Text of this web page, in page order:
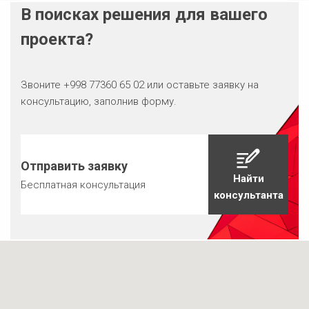
В поисках решения для вашего
проекта?
Звоните +998 77360 65 02 или оставьте заявку на
консультацию, заполнив форму.
Отправить заявку
Бесплатная консультация
Найти
консультанта